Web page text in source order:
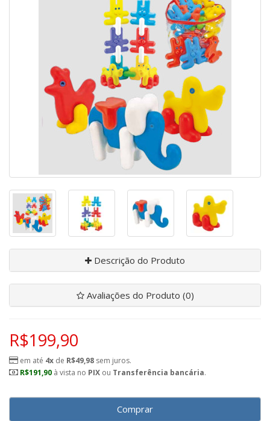
Descrição do Produto
Avaliações do Produto (0)
R$199,90
em até 4x de R$49,98 sem juros.
R$191,90 à vista no PIX ou Transferência bancária.
Comprar